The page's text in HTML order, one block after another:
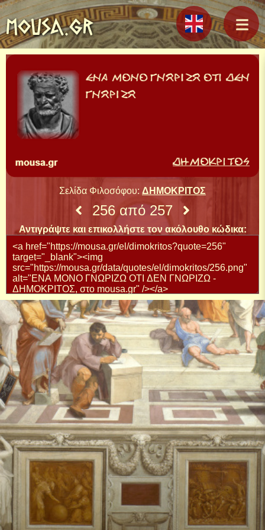
MOUSA.GR
Σελίδα Φιλοσόφου: ΔΗΜΟΚΡΙΤΟΣ
256 από 257
Αντιγράψτε και επικολλήστε τον ακόλουθο κώδικα: